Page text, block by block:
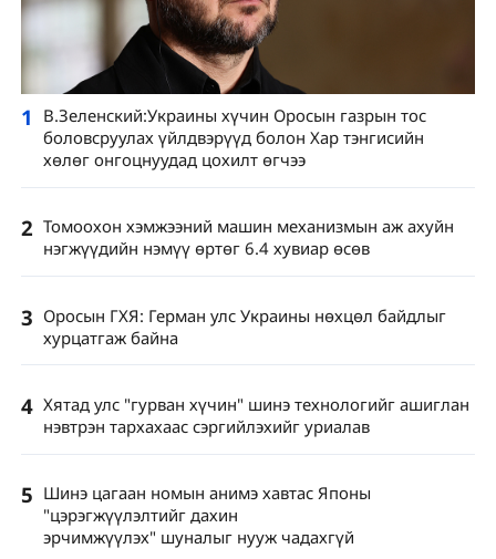
1
В.Зеленский:Украины хүчин Оросын газрын тос
боловсруулах үйлдвэрүүд болон Хар тэнгисийн
хөлөг онгоцнуудад цохилт өгчээ
2 Томоохон хэмжээний машин механизмын аж ахуйн
нэгжүүдийн нэмүү өртөг 6.4 хувиар өсөв
3 Оросын ГХЯ: Герман улс Украины нөхцөл байдлыг
хурцатгаж байна
4 Хятад улс "гурван хүчин" шинэ технологийг ашиглан
нэвтрэн тархахаас сэргийлэхийг уриалав
5 Шинэ цагаан номын анимэ хавтас Японы
"цэрэгжүүлэлтийг дахин
эрчимжүүлэх" шуналыг нууж чадахгүй